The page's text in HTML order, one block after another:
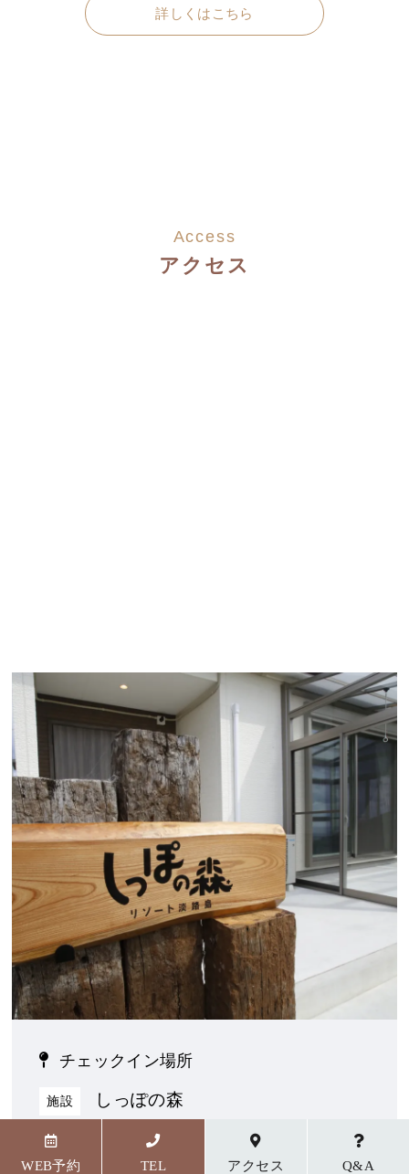
詳しくはこちら
Access
アクセス
チェックイン場所
施設 しっぽの森
〒656-1727 兵庫県淡路市野島貴船23番地5
WEB予約
TEL アクセス Q&A